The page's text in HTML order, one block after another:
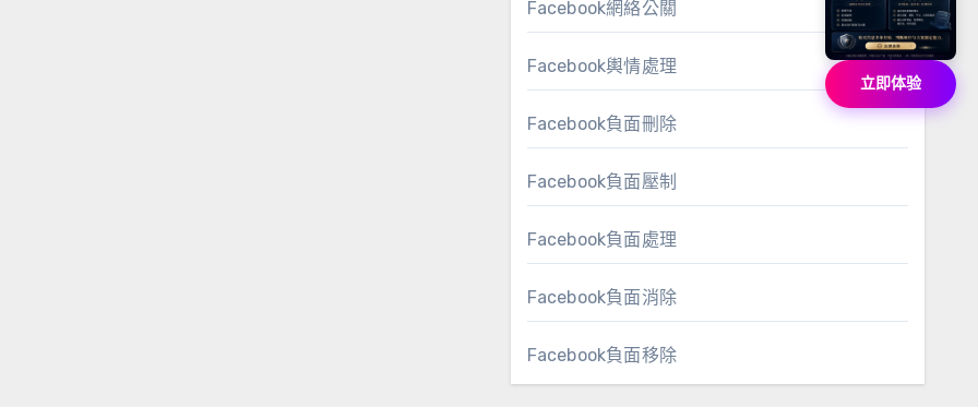
Facebook網絡公關
Facebook輿情處理
Facebook負面刪除
Facebook負面壓制
Facebook負面處理
Facebook負面消除
Facebook負面移除
立即体验